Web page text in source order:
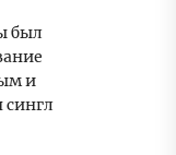
был
и
сингл